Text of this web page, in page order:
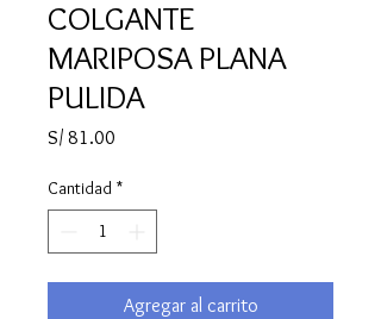
COLGANTE
MARIPOSA PLANA
PULIDA
S/ 81.00
Cantidad *
Agregar al carrito